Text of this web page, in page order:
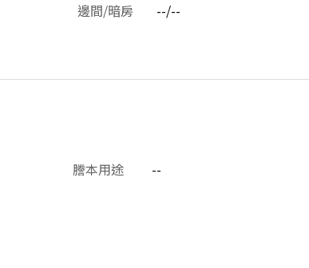
邊間/暗房
--/--
謄本用途
--